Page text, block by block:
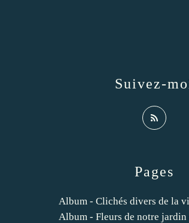
Pages
Album - Clichés divers de la
Album - Fleurs de notre jardin
Suivez-